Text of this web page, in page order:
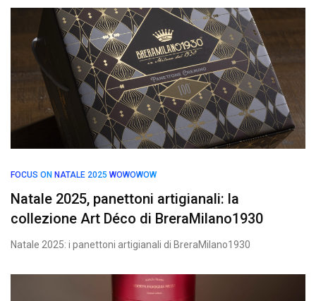
FOCUS ON NATALE 2025 WOWOWOW
Natale 2025, panettoni artigianali: la
collezione Art Déco di BreraMilano1930
Natale 2025: i panettoni artigianali di BreraMilano1930